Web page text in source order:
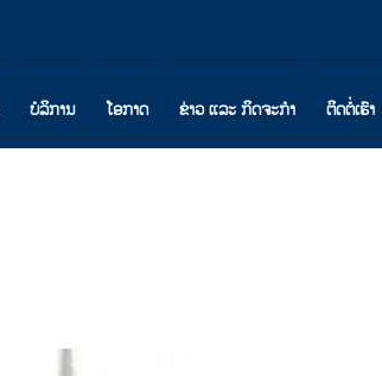
ບໍລິການ ໂອກາດ ຂ່າວ ແລະ ກິດຈະກຳ ຕິດຕໍ່ເຮົາ